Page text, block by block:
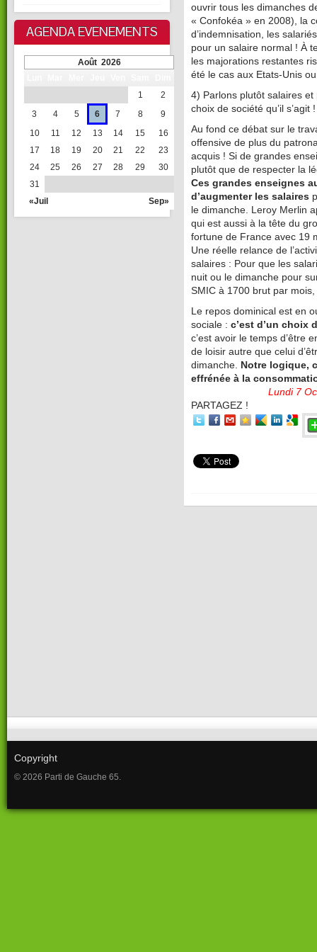
AGENDA EVENEMENTS
Août 2026
«Juil Sep»
1
2
3
4 5 6 7 8
9
10
11 12 13 14 15
16
17
18 19 20 21 22
23
24
25 26 27 28 29
30
31
ouvrir tous les dimanches
« Confokéa » en 2008), la
d’indemnisation, les
pour un salaire normal ! À
les majorations restantes
été le cas aux Etats-Unis
4) Parlons plutôt salaires et
choix de société qu’il s’agit !
Au fond ce débat sur le
offensive de plus du
acquis ! Si de grandes
plutôt que de respecter la
Ces grandes enseignes
d’augmenter les salaires
le dimanche. Leroy Merlin
qui est aussi à la tête du
fortune de France avec 19
Une réelle relance de
salaires : Pour que les
nuit ou le dimanche pour
SMIC à 1700 brut par mois,
Le repos dominical est en
sociale : c’est d’un choix
c’est avoir le temps d’être
de loisir autre que celui
dimanche. Notre logique,
effrénée à la
Lundi 7
PARTAGEZ !
Copyright
© 2026 Parti de Gauche 65.